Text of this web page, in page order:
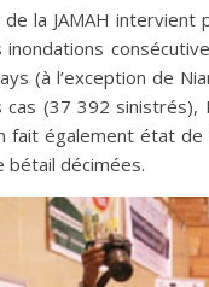
la JAMAH
(à l’exception de
(37 392
fait également état
décimées.